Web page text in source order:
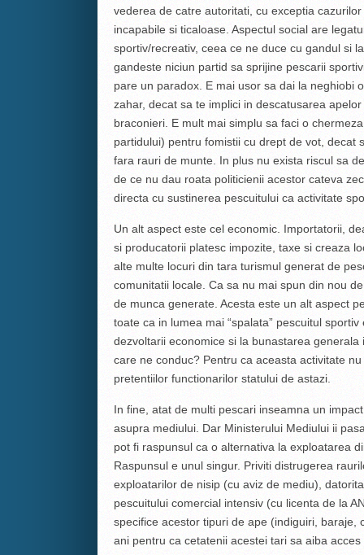
vederea de catre autoritati, cu exceptia
incapabile si ticaloase. Aspectul social are
sportiv/recreativ, ceea ce ne duce cu gandul si
gandeste niciun partid sa sprijine pescarii
pare un paradox. E mai usor sa dai la neghiobi
zahar, decat sa te implici in descatusarea
braconieri. E mult mai simplu sa faci o
partidului) pentru fomistii cu drept de vot, decat
fara rauri de munte. In plus nu exista riscul sa
de ce nu dau roata politicienii acestor cateva
directa cu sustinerea pescuitului ca activitate
Un alt aspect este cel economic. Importatorii,
si producatorii platesc impozite, taxe si creaza
alte multe locuri din tara turismul generat de
comunitatii locale. Ca sa nu mai spun din nou
de munca generate. Acesta este un alt aspect
toate ca in lumea mai “spalata” pescuitul
dezvoltarii economice si la bunastarea
care ne conduc? Pentru ca aceasta activitate
pretentiilor functionarilor statului de astazi.
In fine, atat de multi pescari inseamna un
asupra mediului. Dar Ministerului Mediului ii
pot fi raspunsul ca o alternativa la exploatarea
Raspunsul e unul singur. Priviti distrugerea
exploatarilor de nisip (cu aviz de mediu),
pescuitului comercial intensiv (cu licenta de la
specifice acestor tipuri de ape (indiguiri,
ani pentru ca cetatenii acestei tari sa aiba